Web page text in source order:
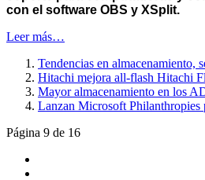
con el software OBS y XSplit.
Leer más…
Tendencias en almacenamiento,
Hitachi mejora all-flash Hitachi
Mayor almacenamiento en los
Lanzan Microsoft Philanthropies
Página 9 de 16